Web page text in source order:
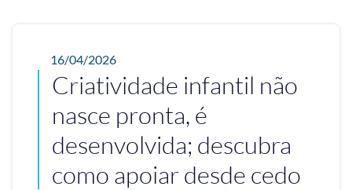
16/04/2026
Criatividade infantil não
nasce pronta, é
desenvolvida; descubra
como apoiar desde cedo